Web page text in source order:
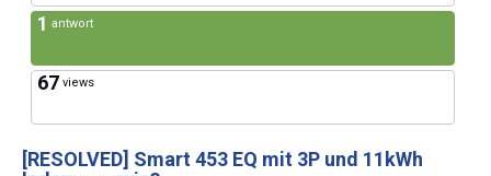
1 antwort
67 views
[RESOLVED] Smart 453 EQ mit 3P und 11kWh